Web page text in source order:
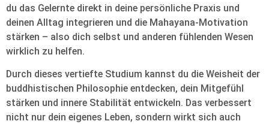
du das Gelernte direkt in deine persönliche Praxis und
deinen Alltag integrieren und die Mahayana-Motivation
stärken – also dich selbst und anderen fühlenden Wesen
wirklich zu helfen.
Durch dieses vertiefte Studium kannst du die Weisheit der
buddhistischen Philosophie entdecken, dein Mitgefühl
stärken und innere Stabilität entwickeln. Das verbessert
nicht nur dein eigenes Leben, sondern wirkt sich auch